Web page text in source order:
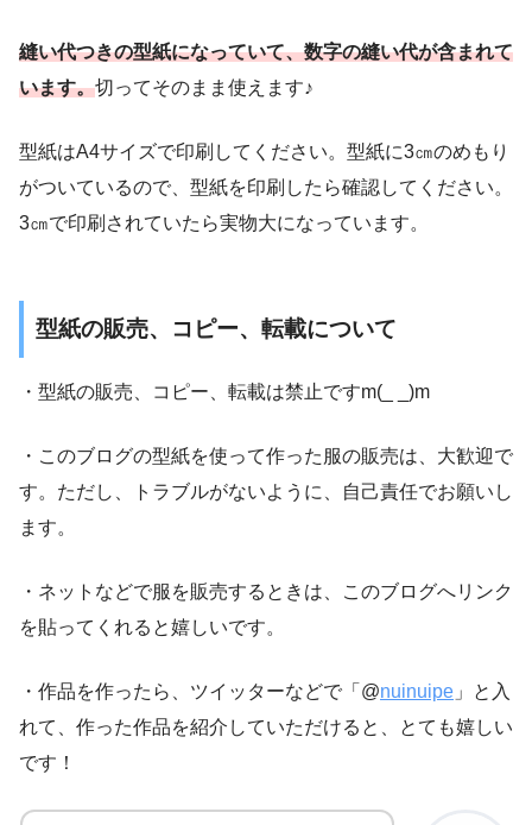
縫い代つきの型紙になっていて、数字の縫い代が含まれて
います。切ってそのまま使えます♪
型紙はA4サイズで印刷してください。型紙に3㎝のめもり
がついているので、型紙を印刷したら確認してください。
3㎝で印刷されていたら実物大になっています。
型紙の販売、コピー、転載について
・型紙の販売、コピー、転載は禁止ですm(_ _)m
・このブログの型紙を使って作った服の販売は、大歓迎で
す。ただし、トラブルがないように、自己責任でお願いし
ます。
・ネットなどで服を販売するときは、このブログへリンク
を貼ってくれると嬉しいです。
・作品を作ったら、ツイッターなどで「@nuinuipe 」と入
れて、作った作品を紹介していただけると、とても嬉しい
です！